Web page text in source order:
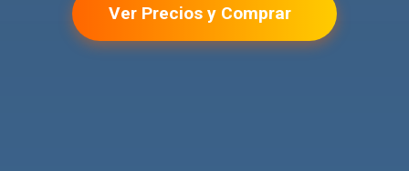
Ver Precios y Comprar